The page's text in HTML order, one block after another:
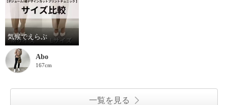
気候でえらぶ
Abo
167cm
一覧を見る